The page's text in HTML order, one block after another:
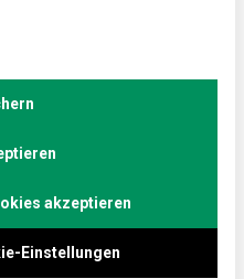
ade – bei Austern
gegessen. Eine
war in der
Gruppen, für die eine
akzeptieren
Einstellungen